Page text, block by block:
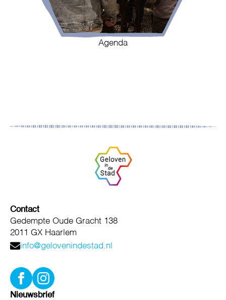
Agenda
Contact
Gedempte Oude Gracht 138
2011 GX Haarlem
info@gelovenindestad.nl
Nieuwsbrief